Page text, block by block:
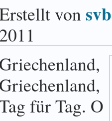
vonsvb
2011
Griechenland,
Griechenland,
für Tag. O